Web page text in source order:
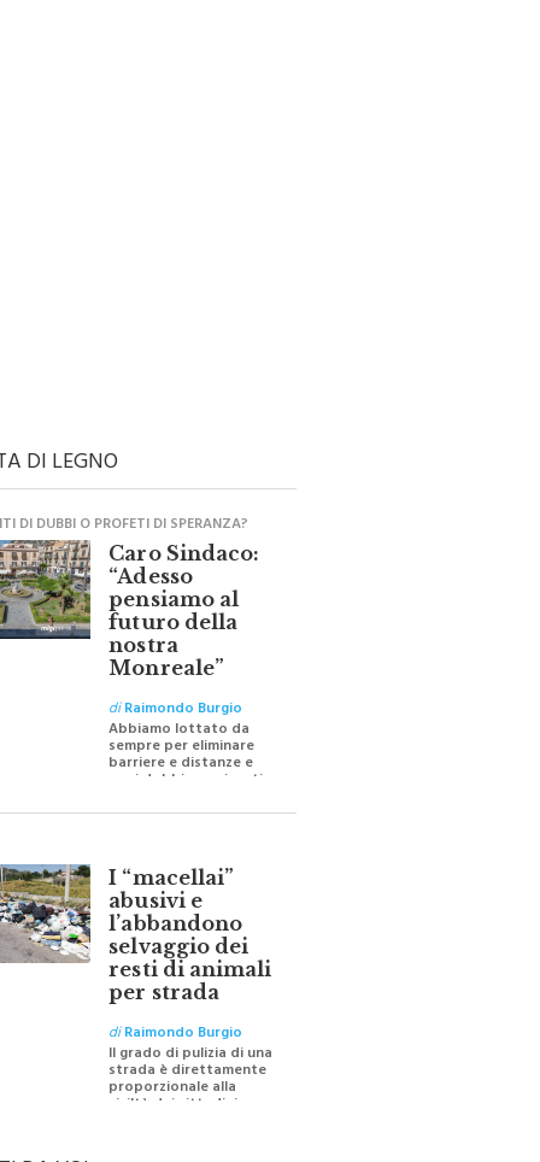
DI LEGNO
DI DUBBI O PROFETI DI SPERANZA?
Caro Sindaco:
“Adesso
pensiamo al
futuro della
nostra
Monreale”
diRaimondo Burgio
Abbiamo lottato da
sempre per eliminare
barriere e distanze e
per ricostruire certezze
I “macellai”
abusivi e
l’abbandono
selvaggio dei
resti di animali
per strada
diRaimondo Burgio
Il grado di pulizia di una
strada è direttamente
proporzionale alla